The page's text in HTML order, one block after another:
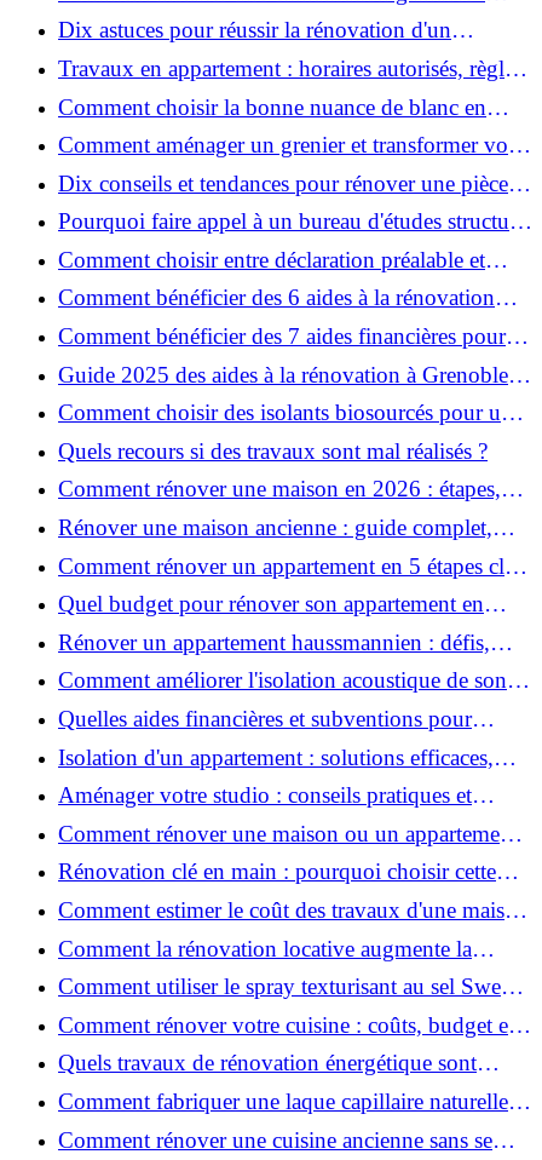
coût, étapes et conseils ?
Dix astuces pour réussir la rénovation d'un
appartement
Travaux en appartement : horaires autorisés, règles
et bonnes pratiques
Comment choisir la bonne nuance de blanc en
décoration et éviter les pièges ?
Comment aménager un grenier et transformer vos
combles en espace habitable ?
Dix conseils et tendances pour rénover une pièce
de la maison
Pourquoi faire appel à un bureau d'études structure
pour garantir la sécurité de vos rénovations ?
Comment choisir entre déclaration préalable et
permis de construire pour vos travaux ?
Comment bénéficier des 6 aides à la rénovation
énergétique à Grenoble ?
Comment bénéficier des 7 aides financières pour la
rénovation énergétique à Voiron ?
Guide 2025 des aides à la rénovation à Grenoble et
Voiron : MaPrimeRénov’, CEE, aides locales
Comment choisir des isolants biosourcés pour une
rénovation écologique ?
Quels recours si des travaux sont mal réalisés ?
Comment rénover une maison en 2026 : étapes,
coûts et conseils ?
Rénover une maison ancienne : guide complet,
étapes, budget et astuces
Comment rénover un appartement en 5 étapes clés
?
Quel budget pour rénover son appartement en
2026 ?
Rénover un appartement haussmannien : défis,
conseils pratiques et estimation des prix
Comment améliorer l'isolation acoustique de son
appartement ?
Quelles aides financières et subventions pour
rénover votre appartement en 2026 ?
Isolation d'un appartement : solutions efficaces,
prix et conseils
Aménager votre studio : conseils pratiques et
erreurs à éviter
Comment rénover une maison ou un appartement
avec 50 000 € : budget, étapes et astuces ?
Rénovation clé en main : pourquoi choisir cette
solution et à quoi faire attention ?
Comment estimer le coût des travaux d'une maison
?
Comment la rénovation locative augmente la
rentabilité de votre parc immobilier ?
Comment utiliser le spray texturisant au sel Sweet
Salt pour des cheveux effet plage ?
Comment rénover votre cuisine : coûts, budget et
astuces bois ?
Quels travaux de rénovation énergétique sont
éligibles à MaPrimeRénov' ?
Comment fabriquer une laque capillaire naturelle
maison ?
Comment rénover une cuisine ancienne sans se